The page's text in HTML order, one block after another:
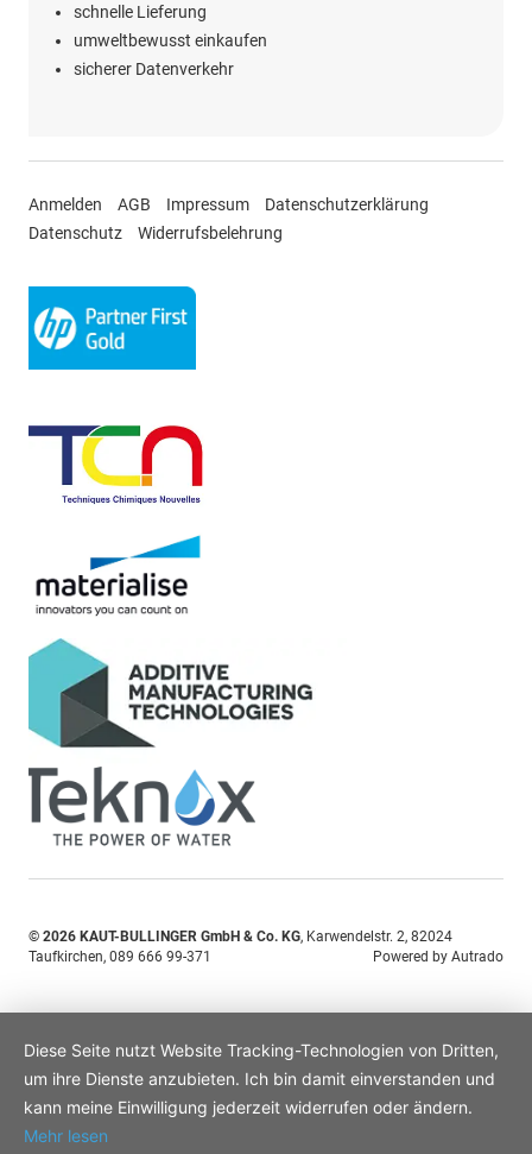
schnelle Lieferung
umweltbewusst einkaufen
sicherer Datenverkehr
Anmelden AGB Impressum
Datenschutzerklärung
Datenschutz
Widerrufsbelehrung
© 2026 KAUT-BULLINGER GmbH & Co. KG, Karwendelstr. 2, 82024
Taufkirchen, 089 666 99-371 Powered by Autrado
Diese Seite nutzt Website Tracking-Technologien von Dritten,
um ihre Dienste anzubieten. Ich bin damit einverstanden und
kann meine Einwilligung jederzeit widerrufen oder ändern.
Mehr lesen